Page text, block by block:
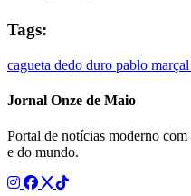
Tags:
cagueta dedo duro pablo marçal
Jornal Onze de Maio
Portal de notícias moderno
e do mundo.